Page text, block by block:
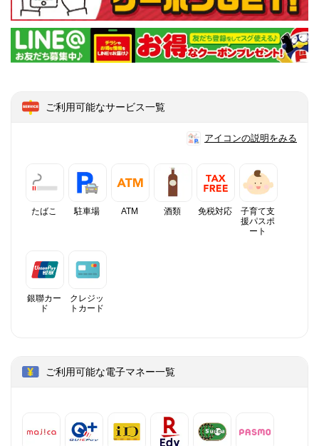
ご利用可能なサービス一覧
アイコンの説明をみる
たばこ 駐車場 ATM 酒類 免税対応
子育て支
援パスポ
ート
銀聯カー
ド
クレジッ
トカード
ご利用可能な電子マネー一覧